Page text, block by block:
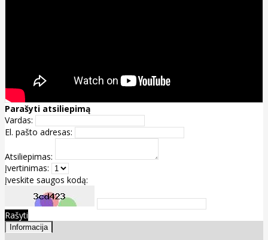
Parašyti atsiliepimą
Vardas:
El. pašto adresas:
Atsiliepimas:
Įvertinimas:
Įveskite saugos kodą:
Rašyti
Informacija